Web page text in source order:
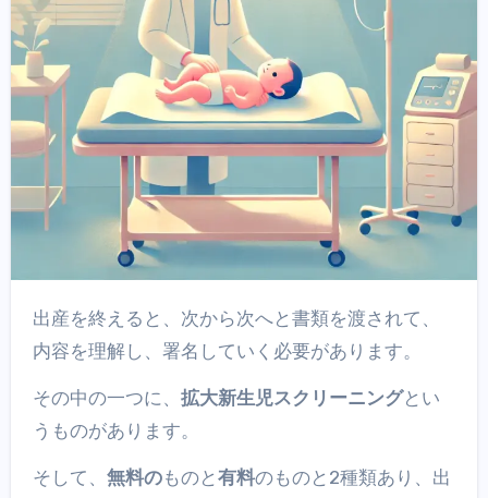
出産を終えると、次から次へと書類を渡されて、
内容を理解し、署名していく必要があります。
その中の一つに、 拡大新生児スクリーニングとい
うものがあります。
そして、 無料のものと 有料のものと2種類あり、出